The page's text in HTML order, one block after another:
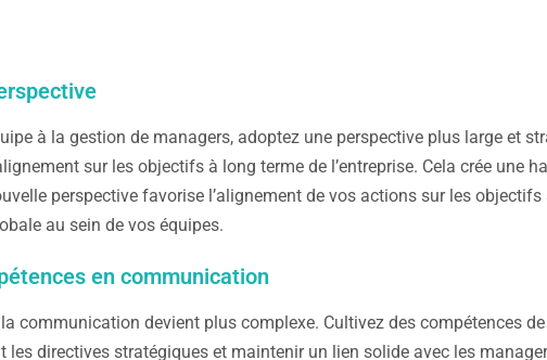
à la gestion de managers, adoptez une perspective plus large et
sur les objectifs à long terme de l’entreprise. Cela crée une
perspective favorise l’alignement de vos actions sur les objectifs
au sein de vos équipes.
en communication
communication devient plus complexe. Cultivez des compétences
les directives stratégiques et maintenir un lien solide avec les